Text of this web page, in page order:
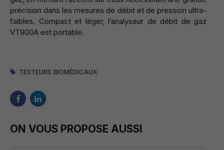
précision dans les mesures de débit et de pression ultra-
faibles. Compact et léger, l’analyseur de débit de gaz
VT900A est portable.
TESTEURS BIOMÉDICAUX
ON VOUS PROPOSE AUSSI